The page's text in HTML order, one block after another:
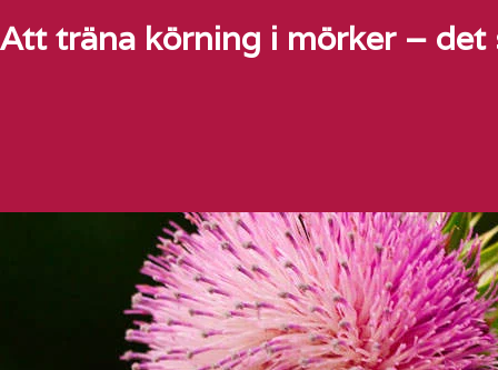
Att träna körning i mörker –